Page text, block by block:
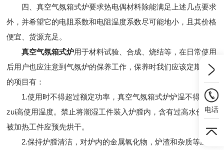
四、真空气氛箱式炉要求热电偶材料除能满足上述几点要求
外，并希望它的电阻系数和电阻温度系数尽可能地小，且其价格
便宜、货源充足。
真空气氛箱式炉用于材料试验、合成、烧结等，在日常使用
后用户也应注意到气氛炉的保养工作，保养时我们应该定期检查
的项目有：
1.使用时不得超过额定功率，真空气氛箱式炉炉温不得超过
zui高使用温度。禁止将潮湿工件装入炉膛内，含有过高水份的
被加热工件应预先烘干。
2.保持炉膛清洁，对炉内的金属氧化物，炉渣和杂质等应及
电话